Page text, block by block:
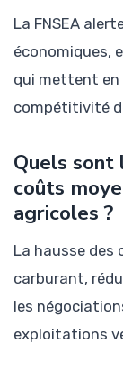
La FNSEA
économiques,
qui mettent en
compétitivité
Quels sont
coûts
agricoles ?
La hausse
carburant,
les
exploitations